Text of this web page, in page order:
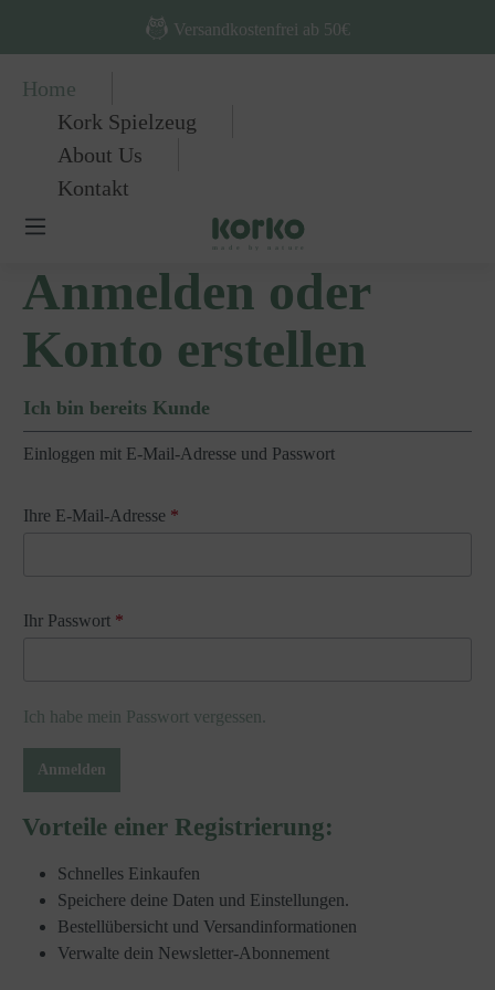
Zum Hauptinhalt springenVersandkostenfrei ab 50€
Home
Kork Spielzeug
About Us
Kontakt
Anmelden oder
Konto erstellen
Ich bin bereits Kunde
Einloggen mit E-Mail-Adresse und Passwort
Ihre E-Mail-Adresse *
Ihr Passwort *
Ich habe mein Passwort vergessen.
Anmelden
Vorteile einer Registrierung:
Schnelles Einkaufen
Speichere deine Daten und Einstellungen.
Bestellübersicht und Versandinformationen
Verwalte dein Newsletter-Abonnement